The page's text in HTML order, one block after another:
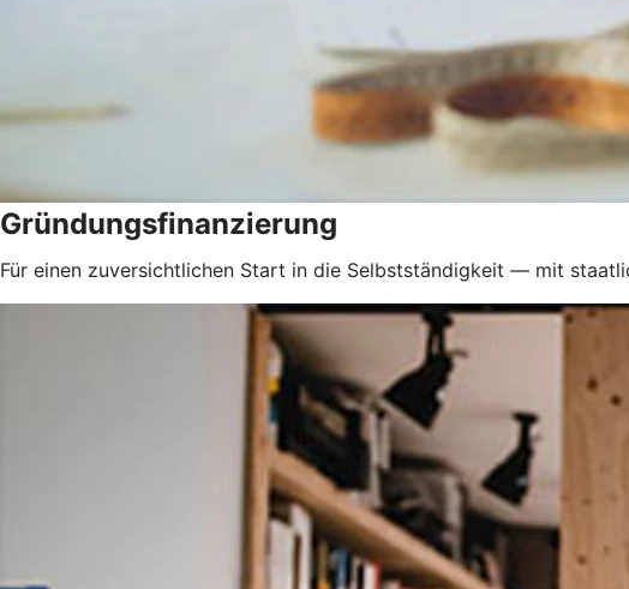
Gründungsfinanzierung
Für einen zuversichtlichen Start in die Selbstständigkeit — mit